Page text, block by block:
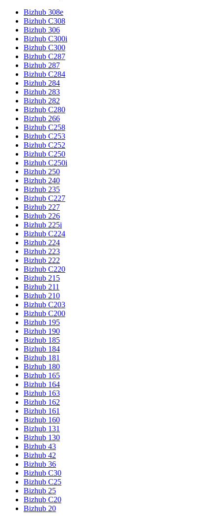
Bizhub 308e
Bizhub C308
Bizhub 306
Bizhub C300i
Bizhub C300
Bizhub C287
Bizhub 287
Bizhub C284
Bizhub 284
Bizhub 283
Bizhub 282
Bizhub C280
Bizhub 266
Bizhub C258
Bizhub C253
Bizhub C252
Bizhub C250
Bizhub C250i
Bizhub 250
Bizhub 240
Bizhub 235
Bizhub C227
Bizhub 227
Bizhub 226
Bizhub 225i
Bizhub C224
Bizhub 224
Bizhub 223
Bizhub 222
Bizhub C220
Bizhub 215
Bizhub 211
Bizhub 210
Bizhub C203
Bizhub C200
Bizhub 195
Bizhub 190
Bizhub 185
Bizhub 184
Bizhub 181
Bizhub 180
Bizhub 165
Bizhub 164
Bizhub 163
Bizhub 162
Bizhub 161
Bizhub 160
Bizhub 131
Bizhub 130
Bizhub 43
Bizhub 42
Bizhub 36
Bizhub C30
Bizhub C25
Bizhub 25
Bizhub C20
Bizhub 20